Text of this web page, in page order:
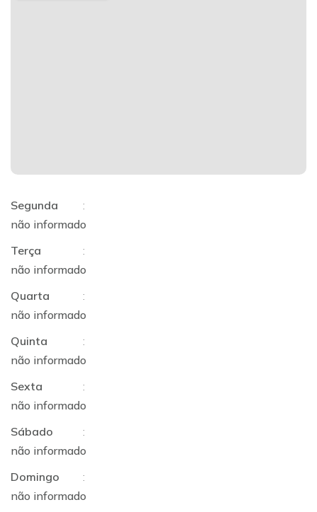
Segunda
:
não informado
Terça
:
não informado
Quarta
:
não informado
Quinta
:
não informado
Sexta
:
não informado
Sábado
:
não informado
Domingo
:
não informado